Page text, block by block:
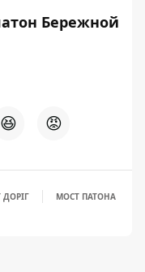
Бережной
😆 😡
МОСТ ПАТОНА